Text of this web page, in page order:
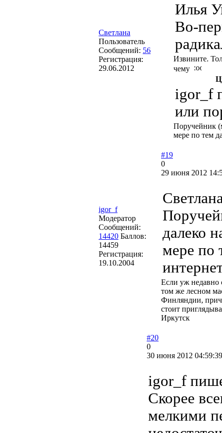
Светлана
Пользователь
Сообщений: 56
Регистрация:
29.06.2012
Илья
Во-
Извините.
чему
igor_f
или
Поручейник
мере по тем
igor_f
Модератор
Сообщений:
14420 Баллов:
14459
Регистрация:
19.10.2004
#19
0
29 июня 2012
далеко
мере по
Если уж недавно
том же лесном
Финляндии,
стоит
Иркутск
#20
0
30 июня 2012 04:59:39
igor_f
Скорее
мелкими